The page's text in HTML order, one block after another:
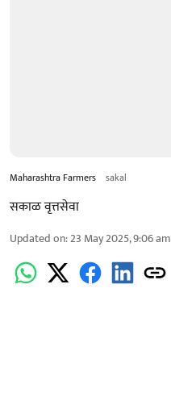
Maharashtra Farmers sakal
सकाळ वृत्तसेवा
Updated on:23 May 2025, 9:06 am